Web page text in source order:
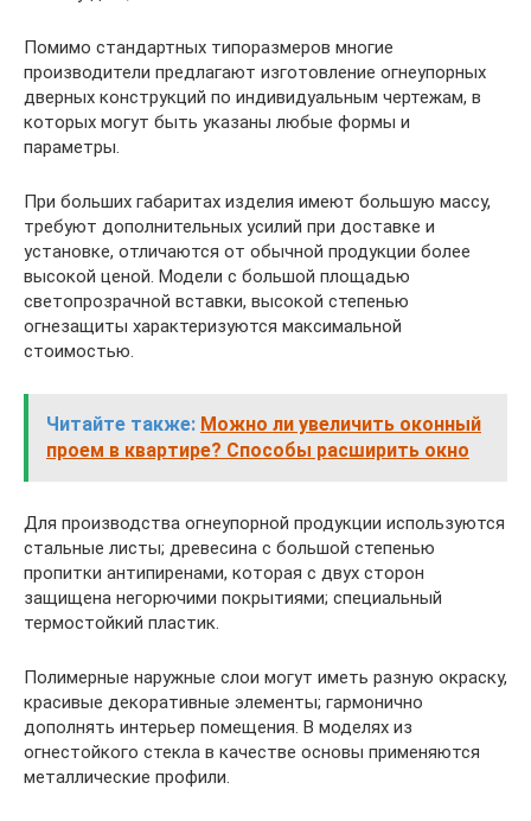
Помимо стандартных типоразмеров многие
производители предлагают изготовление огнеупорных
дверных конструкций по индивидуальным чертежам, в
которых могут быть указаны любые формы и
параметры.
При больших габаритах изделия имеют большую массу,
требуют дополнительных усилий при доставке и
установке, отличаются от обычной продукции более
высокой ценой. Модели с большой площадью
светопрозрачной вставки, высокой степенью
огнезащиты характеризуются максимальной
стоимостью.
Читайте также: Можно ли увеличить оконный
проем в квартире? Способы расширить окно
Для производства огнеупорной продукции используются
стальные листы; древесина с большой степенью
пропитки антипиренами, которая с двух сторон
защищена негорючими покрытиями; специальный
термостойкий пластик.
Полимерные наружные слои могут иметь разную окраску,
красивые декоративные элементы; гармонично
дополнять интерьер помещения. В моделях из
огнестойкого стекла в качестве основы применяются
металлические профили.